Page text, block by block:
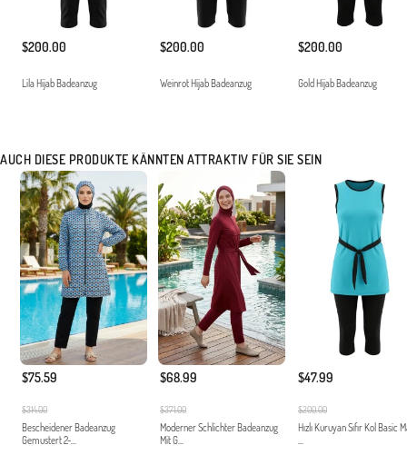
$200.00
Lila Hijab Badeanzug
$200.00
Weinrot Hijab Badeanzug
$200.00
Gold Hijab Badeanzug
AUCH DIESE PRODUKTE KÄNNTEN ATTRAKTIV FÜR SIE SEIN
$75.59
$314.00
Bescheidener Badeanzug
Gemustert 2-...
$68.99
$371.00
Moderner Schlichter Badeanzug
Mit G...
$47.99
$200.00
Hızlı Kuruyan Sıfır Kol Basic
...